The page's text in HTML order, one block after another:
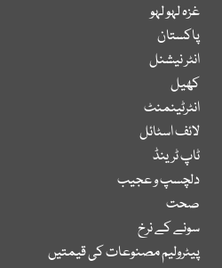
غزہ لہو لہو
پاکستان
انٹر نیشنل
کھیل
انٹرٹینمنٹ
لائف اسٹائل
ٹاپ ٹرینڈ
دلچسپ و عجیب
صحت
سونے کے نرخ
پیٹرولیم مصنوعات کی قیمتیں